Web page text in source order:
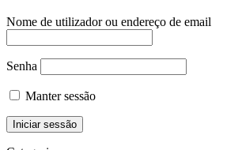
Nome de utilizador ou endereço de email
Senha
Manter sessão